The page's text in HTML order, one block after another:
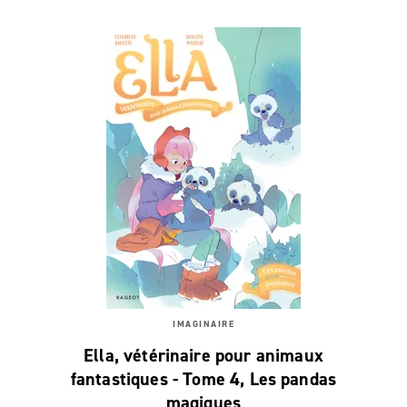
IMAGINAIRE
Ella, vétérinaire pour animaux
fantastiques - Tome 4, Les pandas